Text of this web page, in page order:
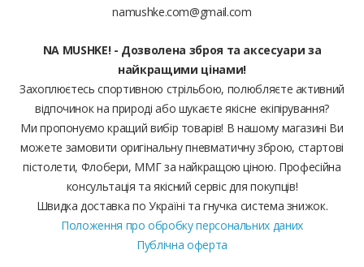
namushke.com@gmail.com
NA MUSHKE! - Дозволена зброя та аксесуари за
найкращими цінами!
Захоплюєтесь спортивною стрільбою, полюбляєте активний
відпочинок на природі або шукаєте якісне екіпірування?
Ми пропонуємо кращий вибір товарів! В нашому магазині Ви
можете замовити оригінальну пневматичну зброю, стартові
пістолети, Флобери, ММГ за найкращою ціною. Професійна
консультація та якісний сервіс для покупців!
Швидка доставка по Україні та гнучка система знижок.
Положення про обробку персональних даних
Публічна оферта